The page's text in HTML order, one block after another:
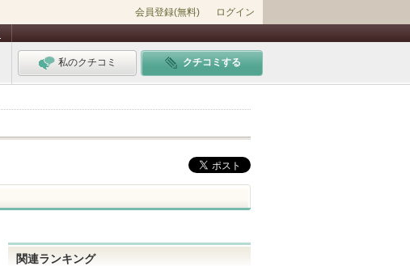
会員登録(無料) ログイン
私のクチコミ クチコミする
関連ランキング